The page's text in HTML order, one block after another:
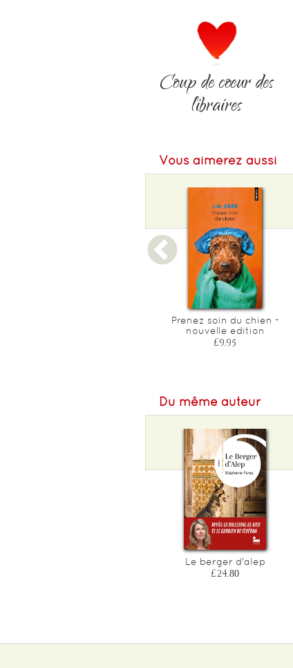
Format H :
Poids :322 g
Coup de coeur des
libraires
Vous aimerez aussi
Prenez soin du chien -
nouvelle edition
£9.95
Du même auteur
Le berger d'alep
£24.80